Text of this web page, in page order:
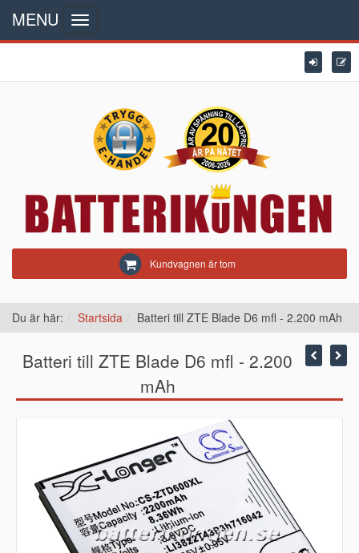
Kundvagnen är tom
MENU
Toggle
navigation
Du är här: Startsida Batteri till ZTE Blade D6 mfl - 2.200 mAh
Batteri till ZTE Blade D6 mfl - 2.200
mAh